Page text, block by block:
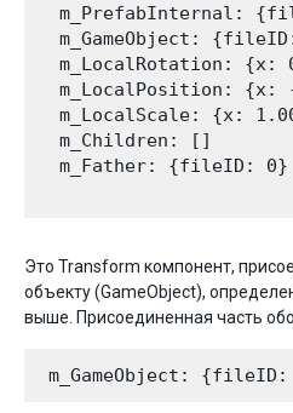
m_PrefabInternal:
m_GameObject:
m_LocalRotation: {x:
m_LocalPosition: {x:
m_LocalScale: {x:
  m_Children: []
  m_Father: {fileID: 0}
Это Transform компонент,
объекту (GameObject),
выше. Присоединенная часть